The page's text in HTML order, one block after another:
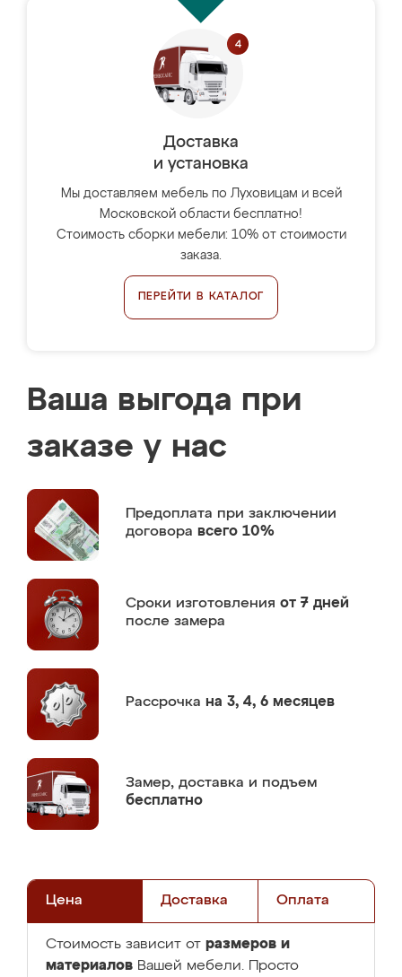
Доставка
и установка
Мы доставляем мебель по Луховицам и всей
Московской области бесплатно!
Стоимость сборки мебели: 10% от стоимости
заказа.
ПЕРЕЙТИ В КАТАЛОГ
Ваша выгода при
заказе у нас
Предоплата при заключении
договора всего 10%
Сроки изготовления от 7 дней
после замера
Рассрочка на 3, 4, 6 месяцев
Замер, доставка и подъем
бесплатно
Цена Доставка Оплата
Стоимость зависит от размеров и
материалов Вашей мебели. Просто